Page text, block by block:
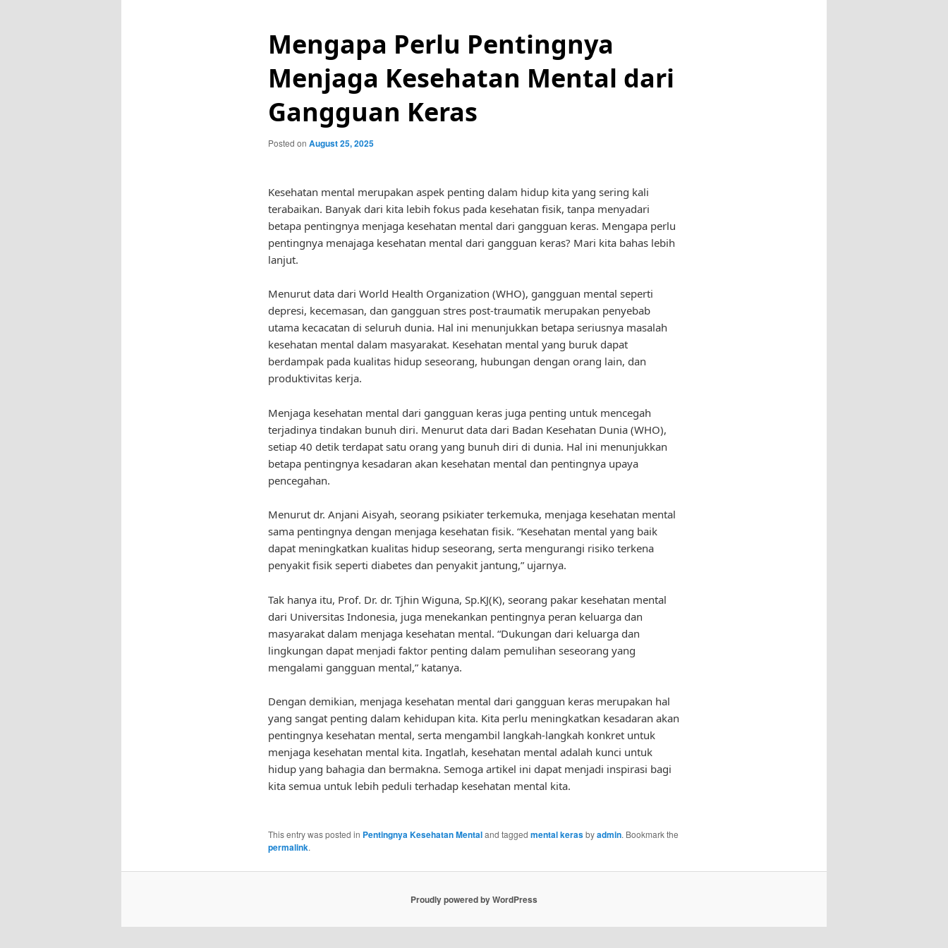
Mengapa Perlu Pentingnya
Menjaga Kesehatan Mental dari
Gangguan Keras
Posted on August 25, 2025
Kesehatan mental merupakan aspek penting dalam hidup kita yang sering kali
terabaikan. Banyak dari kita lebih fokus pada kesehatan fisik, tanpa menyadari
betapa pentingnya menjaga kesehatan mental dari gangguan keras. Mengapa perlu
pentingnya menajaga kesehatan mental dari gangguan keras? Mari kita bahas lebih
lanjut.
Menurut data dari World Health Organization (WHO), gangguan mental seperti
depresi, kecemasan, dan gangguan stres post-traumatik merupakan penyebab
utama kecacatan di seluruh dunia. Hal ini menunjukkan betapa seriusnya masalah
kesehatan mental dalam masyarakat. Kesehatan mental yang buruk dapat
berdampak pada kualitas hidup seseorang, hubungan dengan orang lain, dan
produktivitas kerja.
Menjaga kesehatan mental dari gangguan keras juga penting untuk mencegah
terjadinya tindakan bunuh diri. Menurut data dari Badan Kesehatan Dunia (WHO),
setiap 40 detik terdapat satu orang yang bunuh diri di dunia. Hal ini menunjukkan
betapa pentingnya kesadaran akan kesehatan mental dan pentingnya upaya
pencegahan.
Menurut dr. Anjani Aisyah, seorang psikiater terkemuka, menjaga kesehatan mental
sama pentingnya dengan menjaga kesehatan fisik. “Kesehatan mental yang baik
dapat meningkatkan kualitas hidup seseorang, serta mengurangi risiko terkena
penyakit fisik seperti diabetes dan penyakit jantung,” ujarnya.
Tak hanya itu, Prof. Dr. dr. Tjhin Wiguna, Sp.KJ(K), seorang pakar kesehatan mental
dari Universitas Indonesia, juga menekankan pentingnya peran keluarga dan
masyarakat dalam menjaga kesehatan mental. “Dukungan dari keluarga dan
lingkungan dapat menjadi faktor penting dalam pemulihan seseorang yang
mengalami gangguan mental,” katanya.
Dengan demikian, menjaga kesehatan mental dari gangguan keras merupakan hal
yang sangat penting dalam kehidupan kita. Kita perlu meningkatkan kesadaran akan
pentingnya kesehatan mental, serta mengambil langkah-langkah konkret untuk
menjaga kesehatan mental kita. Ingatlah, kesehatan mental adalah kunci untuk
hidup yang bahagia dan bermakna. Semoga artikel ini dapat menjadi inspirasi bagi
kita semua untuk lebih peduli terhadap kesehatan mental kita.
This entry was posted in Pentingnya Kesehatan Mentaland tagged mental kerasbyadmin. Bookmark the
permalink.
Proudly powered by WordPress